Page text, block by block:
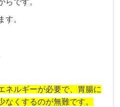
らです。
す。
ネルギーが必要で、胃腸に
なくするのが無難です。